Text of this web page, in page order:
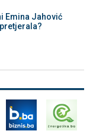
Emina Jahović